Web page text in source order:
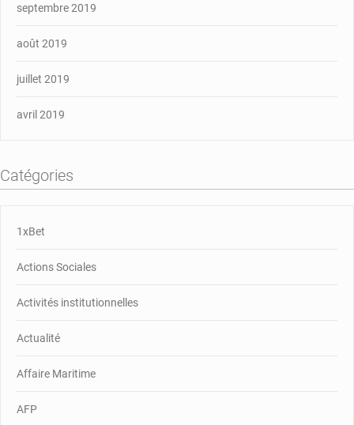
septembre 2019
août 2019
juillet 2019
avril 2019
Catégories
1xBet
Actions Sociales
Activités institutionnelles
Actualité
Affaire Maritime
AFP